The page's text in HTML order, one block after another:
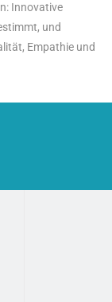
Innovative
und
Empathie und